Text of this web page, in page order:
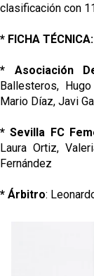
clasificación con
* FICHA TÉCNICA:
* Asociación
Ballesteros,
Mario Díaz, Javi
* Sevilla FC
Laura Ortiz,
Fernández
* Árbitro: